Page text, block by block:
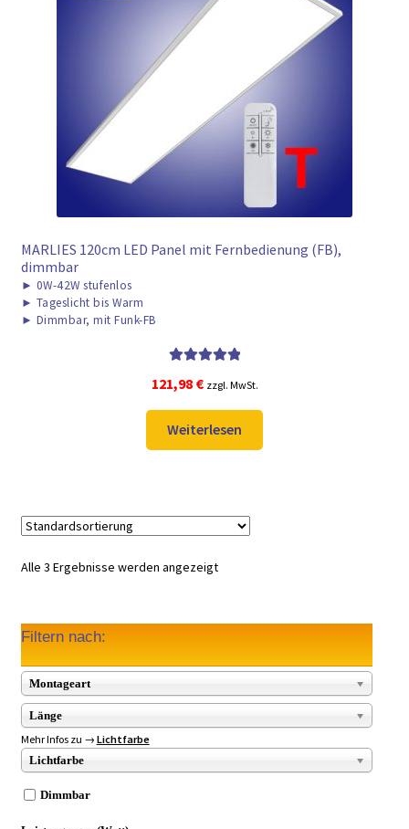
MARLIES 120cm LED Panel mit Fernbedienung (FB),
dimmbar
► 0W-42W stufenlos
► Tageslicht bis Warm
► Dimmbar, mit Funk-FB
5.00
von 5
121,98 € zzgl. MwSt.
Weiterlesen
Alle 3 Ergebnisse werden angezeigt
Filtern nach:
Montageart
Länge
Mehr Infos zu → Lichtfarbe
Lichtfarbe
Dimmbar